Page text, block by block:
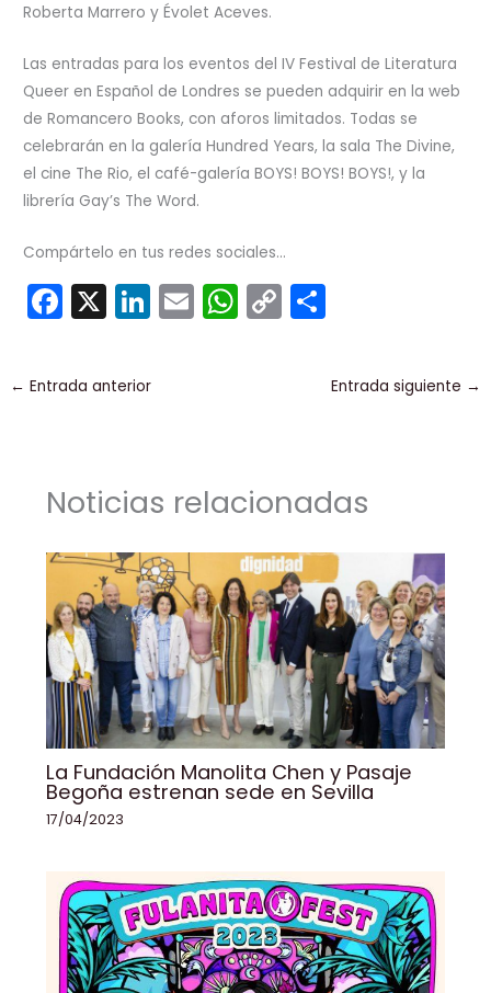
Roberta Marrero y Évolet Aceves.
Las entradas para los eventos del IV Festival de Literatura
Queer en Español de Londres se pueden adquirir en la web
de Romancero Books, con aforos limitados. Todas se
celebrarán en la galería Hundred Years, la sala The Divine,
el cine The Rio, el café-galería BOYS! BOYS! BOYS!, y la
librería Gay’s The Word.
Compártelo en tus redes sociales...
F
a
c
e
o
k
X Li
n
k
E
m
W
h
p
p
C
o
k
m
p
← Entrada anterior Entrada siguiente →
Noticias relacionadas
La Fundación Manolita Chen y Pasaje
Begoña estrenan sede en Sevilla
17/04/2023